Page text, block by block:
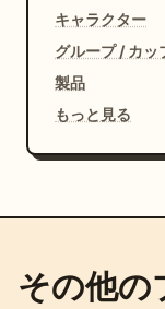
キャラクター
グループ / カッ
製品
もっと見る
その他の